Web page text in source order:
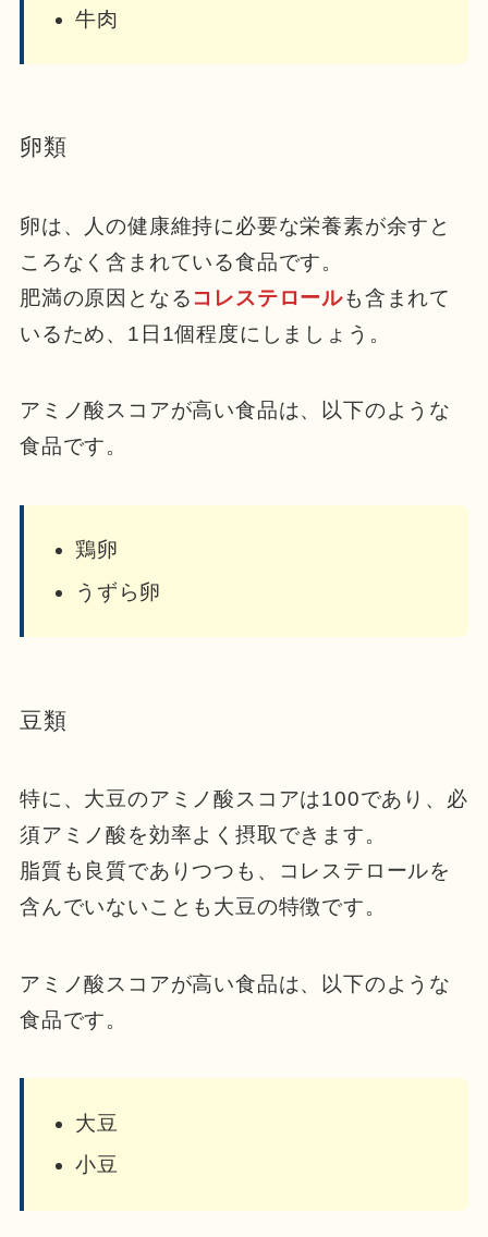
牛肉
卵類
卵は、人の健康維持に必要な栄養素が余すと
ころなく含まれている食品です。
肥満の原因となるコレステロールも含まれて
いるため、1日1個程度にしましょう。
アミノ酸スコアが高い食品は、以下のような
食品です。
鶏卵
うずら卵
豆類
特に、大豆のアミノ酸スコアは100であり、必
須アミノ酸を効率よく摂取できます。
脂質も良質でありつつも、コレステロールを
含んでいないことも大豆の特徴です。
アミノ酸スコアが高い食品は、以下のような
食品です。
大豆
小豆